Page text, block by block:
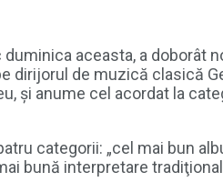
aceasta, a
dirijorul de muzică clasică
și anume cel acordat la
categorii: „cel mai bun
bună interpretare